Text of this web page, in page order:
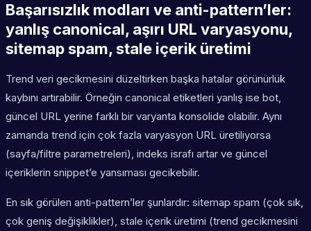
Başarısızlık modları ve anti-pattern’ler:
yanlış canonical, aşırı URL varyasyonu,
sitemap spam, stale içerik üretimi
Trend veri gecikmesini düzeltirken başka hatalar görünürlük
kaybını artırabilir. Örneğin canonical etiketleri yanlış ise bot,
güncel URL yerine farklı bir varyanta konsolide olabilir. Aynı
zamanda trend için çok fazla varyasyon URL üretiliyorsa
(sayfa/filtre parametreleri), indeks israfı artar ve güncel
içeriklerin snippet’e yansıması gecikebilir.
En sık görülen anti-pattern’ler şunlardır: sitemap spam (çok sık,
çok geniş değişiklikler), stale içerik üretimi (trend gecikmesini